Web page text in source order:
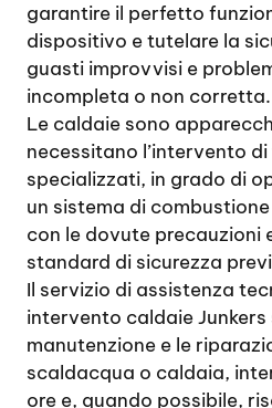
garantire il perfetto
dispositivo e tutelare la
guasti improvvisi e
incompleta o non corretta.
Le caldaie sono
necessitano l’intervento
specializzati, in grado di
un sistema di
con le dovute precauzioni
standard di sicurezza
Il servizio di assistenza
intervento caldaie
manutenzione e le
scaldacqua o caldaia,
ore e, quando possibile,